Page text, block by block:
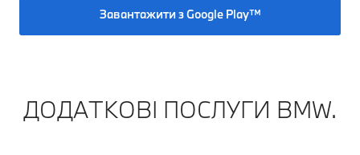
Завантажити з Google Play™
ДОДАТКОВІ ПОСЛУГИ BMW.